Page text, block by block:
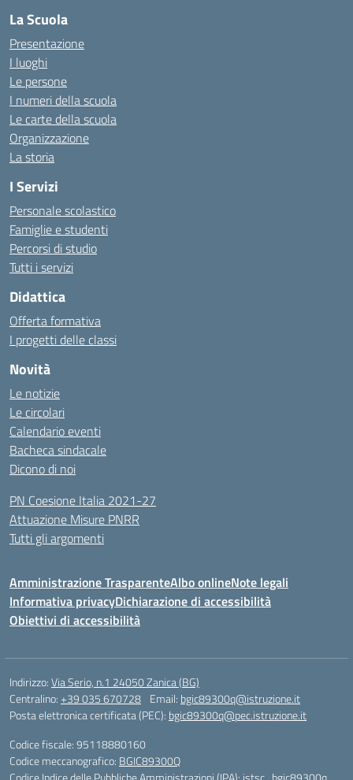
La Scuola
Presentazione
I luoghi
Le persone
I numeri della scuola
Le carte della scuola
Organizzazione
La storia
I Servizi
Personale scolastico
Famiglie e studenti
Percorsi di studio
Tutti i servizi
Didattica
Offerta formativa
I progetti delle classi
Novità
Le notizie
Le circolari
Calendario eventi
Bacheca sindacale
Dicono di noi
PN Coesione Italia 2021-27
Attuazione Misure PNRR
Tutti gli argomenti
Amministrazione TrasparenteAlbo onlineNote legali
Informativa privacyDichiarazione di accessibilità
Obiettivi di accessibilità
Indirizzo:Via Serio, n.1 24050 Zanica (BG)
Centralino:+39 035 670728 Email: bgic89300q@istruzione.it
Posta elettronica certificata (PEC): bgic89300q@pec.istruzione.it
Codice fiscale: 95118880160
Codice meccanografico: BGIC89300Q